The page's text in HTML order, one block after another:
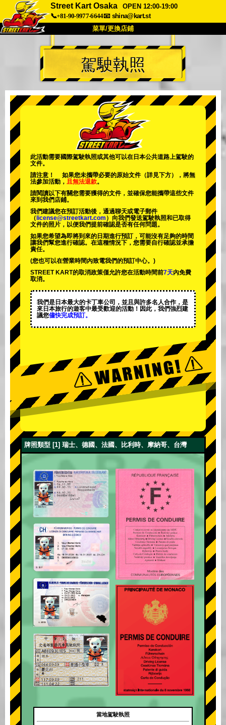
Street Kart Osaka
OPEN 12:00-19:00
📞+81-90-9977-6644📧 shina@kart.st
菜單/更換店鋪
首頁
關於 規格 價格
公司 預訂
更換店鋪
東京 秋葉原 #2 東京 澀谷
東京 澀谷附店
東京 淺草
沖繩
駕駛執照
此活動需要國際駕駛執照或其他可以在日本公共道路上駕駛的
文件。
請注意！ 如果您未攜帶必要的原始文件（詳見下方），將無
法參加活動， 且無法退款。
請閱讀以下有關您需要獲得的文件，並確保您能攜帶這些文件
來到我們店鋪。
我們建議您在預訂活動後，通過聊天或電子郵件
（ license@streetkart.com ）向我們發送駕駛執照和已取得
文件的照片，以便我們提前確認是否有任何問題。
如果您希望為即將到來的日期進行預訂，可能沒有足夠的時間
讓我們幫您進行確認。在這種情況下，您需要自行確認並承擔
責任。
(您也可以在營業時間內致電我們的預訂中心。)
STREET KART的取消政策僅允許您在活動時間前7天內免費
取消。
我們是日本最大的卡丁車公司，並且與許多名人合作，是
來日本旅行的遊客中最受歡迎的活動 ！因此，我們強烈建
議您儘快完成預訂。
牌照類型 [1] 瑞士、德國、法國、比利時、摩納哥、台灣
當地駕駛執照